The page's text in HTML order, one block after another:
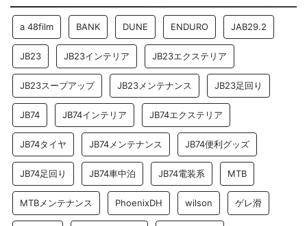
a 48film BANK DUNE ENDURO JAB29.2
JB23 JB23インテリア JB23エクステリア
JB23スープアップ JB23メンテナンス JB23足回り
JB74 JB74インテリア JB74エクステリア
JB74タイヤ JB74メンテナンス JB74便利グッズ
JB74足回り JB74車中泊 JB74電装系 MTB
MTBメンテナンス PhoenixDH wilson ゲレ滑